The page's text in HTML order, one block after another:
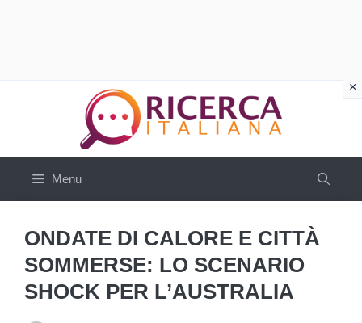
Menu
ONDATE DI CALORE E CITTÀ
SOMMERSE: LO SCENARIO
SHOCK PER L’AUSTRALIA